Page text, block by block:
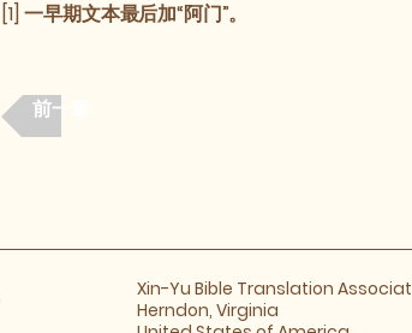
[1] 一早期文本最后加“阿门”。
前一章
​Xin-Yu Bible Translation
Herndon, ​Virginia